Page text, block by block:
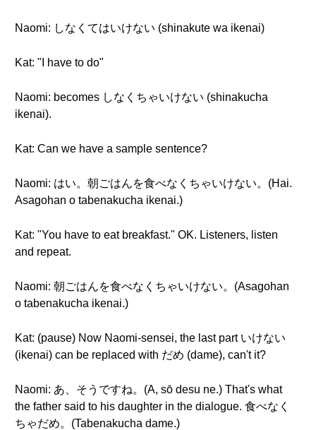
Naomi: しなくてはいけない (shinakute wa ikenai)
Kat: "I have to do"
Naomi: becomes しなくちゃいけない (shinakucha
ikenai).
Kat: Can we have a sample sentence?
Naomi: はい。朝ごはんを食べなくちゃいけない。(Hai.
Asagohan o tabenakucha ikenai.)
Kat: "You have to eat breakfast." OK. Listeners, listen
and repeat.
Naomi: 朝ごはんを食べなくちゃいけない。(Asagohan
o tabenakucha ikenai.)
Kat: (pause) Now Naomi-sensei, the last part いけない
(ikenai) can be replaced with だめ (dame), can't it?
Naomi: あ、そうですね。(A, sō desu ne.) That's what
the father said to his daughter in the dialogue. 食べなく
ちゃだめ。(Tabenakucha dame.)